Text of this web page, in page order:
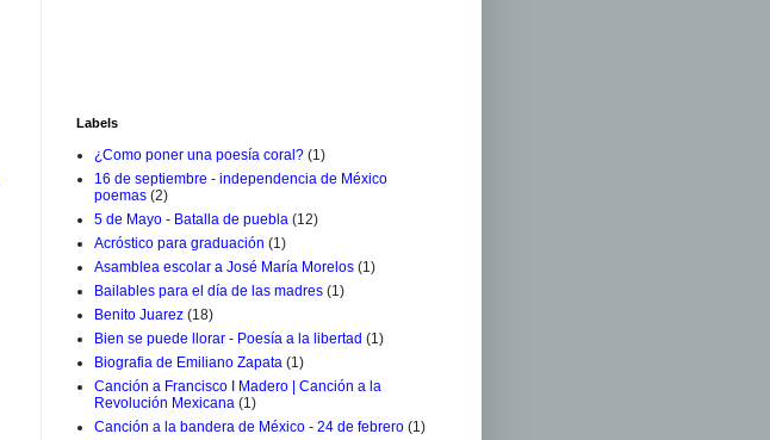
Labels
¿Como poner una poesía coral? (1)
16 de septiembre - independencia de México
poemas (2)
5 de Mayo - Batalla de puebla (12)
Acróstico para graduación (1)
Asamblea escolar a José María Morelos (1)
Bailables para el día de las madres (1)
Benito Juarez (18)
Bien se puede llorar - Poesía a la libertad (1)
Biografia de Emiliano Zapata (1)
Canción a Francisco I Madero | Canción a la
Revolución Mexicana (1)
Canción a la bandera de México - 24 de febrero (1)